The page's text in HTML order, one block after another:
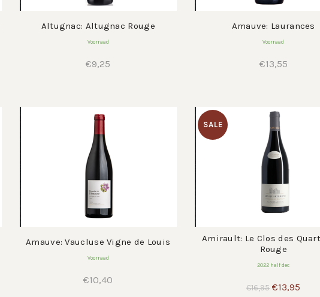
Altugnac: Altugnac Rouge
Voorraad
€9,25
Amauve: Laurances
Voorraad
€13,55
Amauve: Vaucluse Vigne de Louis
Voorraad
€10,40
SALE
Amirault: Le Clos des
Rouge
2022 half dec
€16,95 €13,95